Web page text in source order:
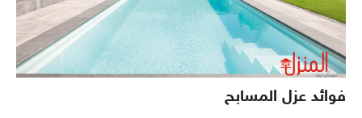
فوائد عزل المسابح